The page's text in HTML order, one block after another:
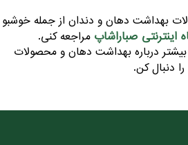
بهداشت دهان و دندان از جمله خوشبو
اینترنتی صباراشاپ مراجعه کنی.
درباره بهداشت دهان و محصولات
را دنبال کن.